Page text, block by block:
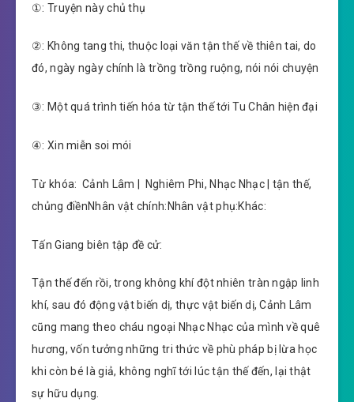
①: Truyện này chủ thụ
②: Không tang thi, thuộc loại văn tận thế về thiên tai, do
đó, ngày ngày chính là trồng trồng ruộng, nói nói chuyện
③: Một quá trình tiến hóa từ tận thế tới Tu Chân hiện đại
④: Xin miễn soi mói
Từ khóa: Cảnh Lâm | Nghiêm Phi, Nhạc Nhạc | tận thế,
chủng điềnNhân vật chính:Nhân vật phụ:Khác:
Tấn Giang biên tập đề cử:
Tận thế đến rồi, trong không khí đột nhiên tràn ngập linh
khí, sau đó động vật biến dị, thực vật biến dị, Cảnh Lâm
cũng mang theo cháu ngoại Nhạc Nhạc của mình về quê
hương, vốn tưởng những tri thức về phù pháp bị lừa học
khi còn bé là giả, không nghĩ tới lúc tận thế đến, lại thật
sự hữu dụng.